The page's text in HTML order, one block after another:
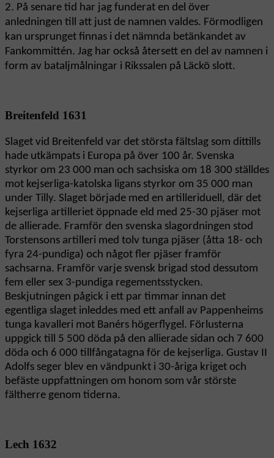
2. På senare tid har jag funderat en del över
anledningen till att just de namnen valdes. Förmodligen
kan ursprunget finnas i det nämnda betänkandet av
Fankommittén. Jag har också återsett en del av namnen i
form av bataljmålningar i Rikssalen på Läckö slott.
Breitenfeld 1631
Slaget vid Breitenfeld var det största fältslag som dittills
hade utkämpats i Europa på över 100 år. Svenska
styrkor om 23 000 man och sachsiska om 18 300 ställdes
mot kejserliga-katolska ligans styrkor om 35 000 man
under Tilly. Slaget började med en artilleriduell, där det
kejserliga artilleriet öppnade eld med 25-30 pjäser mot
de allierade. Framför den svenska slagordningen stod
Torstensons artilleri med tolv tunga pjäser (åtta 18- och
fyra 24-pundiga) och något fler pjäser framför
sachsarna. Framför varje svensk brigad stod dessutom
fem eller sex 3-pundiga regementsstycken.
Beskjutningen pågick i ett par timmar innan det
egentliga slaget inleddes med ett anfall av Pappenheims
tunga kavalleri mot Banérs högerflygel. Förlusterna
uppgick till 5 500 döda på den allierade sidan och 7 600
döda och 6 000 tillfångatagna för de kejserliga. Gustav II
Adolfs seger blev en vändpunkt i 30-åriga kriget och
befäste uppfattningen om honom som vår störste
fältherre genom tiderna.
Lech 1632